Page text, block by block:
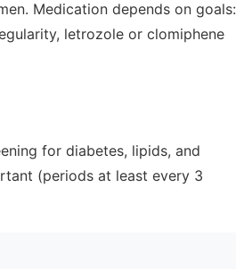
Medication depends on goals:
letrozole or clomiphene
for diabetes, lipids, and
(periods at least every 3